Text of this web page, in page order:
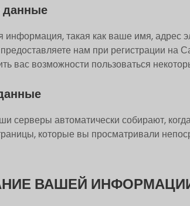
данные
такая как ваше имя, адрес
нам при регистрации
вас возможности пользоваться
серверы автоматически собирают,
которые вы просматривали
ВАШЕЙ